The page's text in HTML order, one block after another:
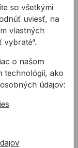
lasery
rovinu na
budeme s
venovať
laserom a ich
presnému
L
so všetkými
uviesť, na
vlastných
o našom
technológií, ako
údajov: